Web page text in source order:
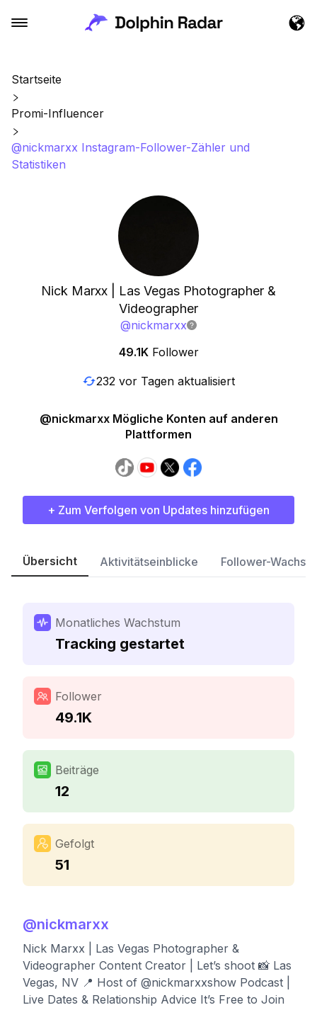
Startseite
Promi-Influencer
@nickmarxx Instagram-Follower-Zähler und
Statistiken
Nick Marxx | Las Vegas Photographer &
Videographer
@nickmarxx
49.1K Follower
232 vor Tagen aktualisiert
@nickmarxx Mögliche Konten auf anderen
Plattformen
+ Zum Verfolgen von Updates hinzufügen
Übersicht Aktivitätseinblicke Follower-
Monatliches Wachstum
Tracking gestartet
Follower
49.1K
Beiträge
12
Gefolgt
51
@nickmarxx
Nick Marxx | Las Vegas Photographer &
Videographer Content Creator | Let’s shoot 📸 Las
Vegas, NV 📍 Host of @nickmarxxshow Podcast |
Live Dates & Relationship Advice It’s Free to Join